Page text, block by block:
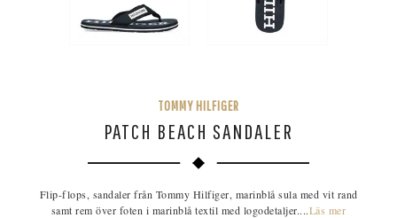
TOMMY HILFIGER
PATCH BEACH SANDALER
Flip-flops, sandaler från Tommy Hilfiger, marinblå sula med vit rand
samt rem över foten i marinblå textil med logodetaljer....Läs mer